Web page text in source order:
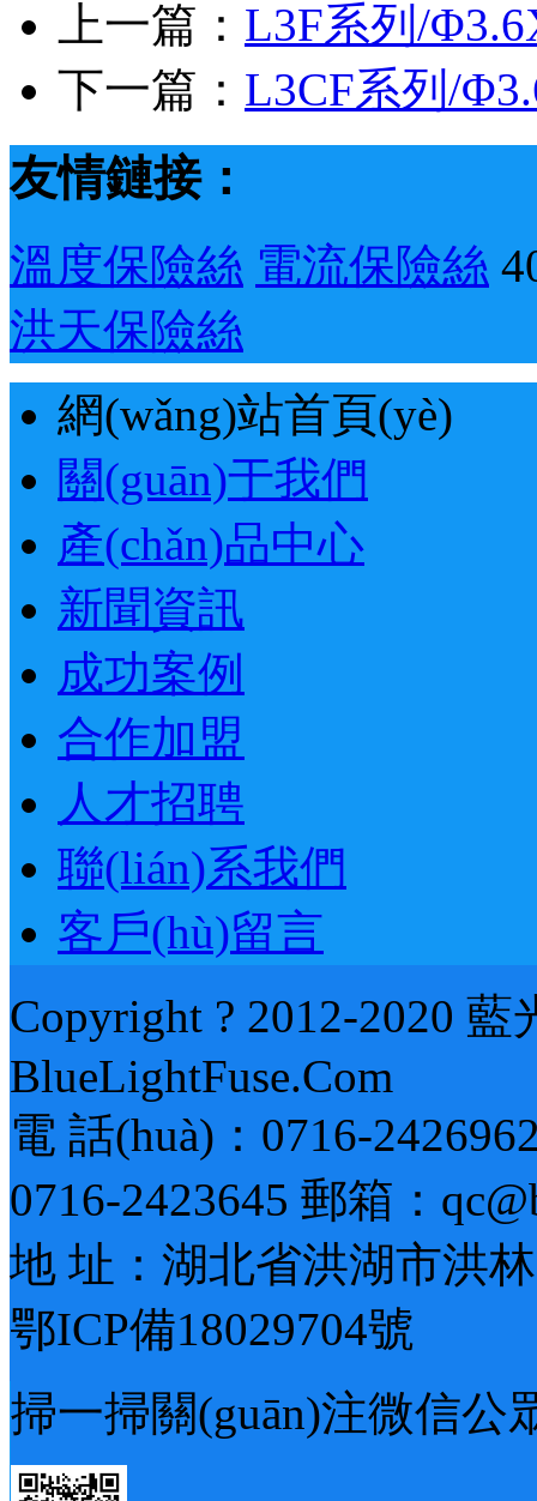
上一篇： L3F系列/
下一篇： L3CF系列/
友情鏈接：
溫度保險絲 電流保險絲
洪天保險絲
網(wǎng)站首頁(yè)
關(guān)于我們
產(chǎn)品中心
新聞資訊
成功案例
合作加盟
人才招聘
聯(lián)系我們
客戶(hù)留言
Copyright ? 2012-2020
BlueLightFuse.Com
電 話(huà)：0716-
0716-2423645 郵箱：
地 址：湖北省洪湖市洪
鄂ICP備18029704號
掃一掃關(guān)注微信公